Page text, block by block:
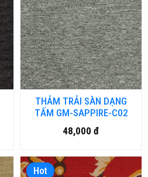
THẢM TRẢI SÀN DẠNG
TẤM GM-SAPPIRE-C02
48,000 đ
Hot